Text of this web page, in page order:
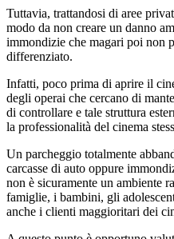
Tuttavia, trattandosi di aree
modo da non creare un danno
immondizie che magari poi non
differenziato.
Infatti, poco prima di aprire il
degli operai che cercano di
di controllare e tale struttura
la professionalità del cinema
Un parcheggio totalmente
carcasse di auto oppure
non è sicuramente un ambiente
famiglie, i bambini, gli
anche i clienti maggioritari dei